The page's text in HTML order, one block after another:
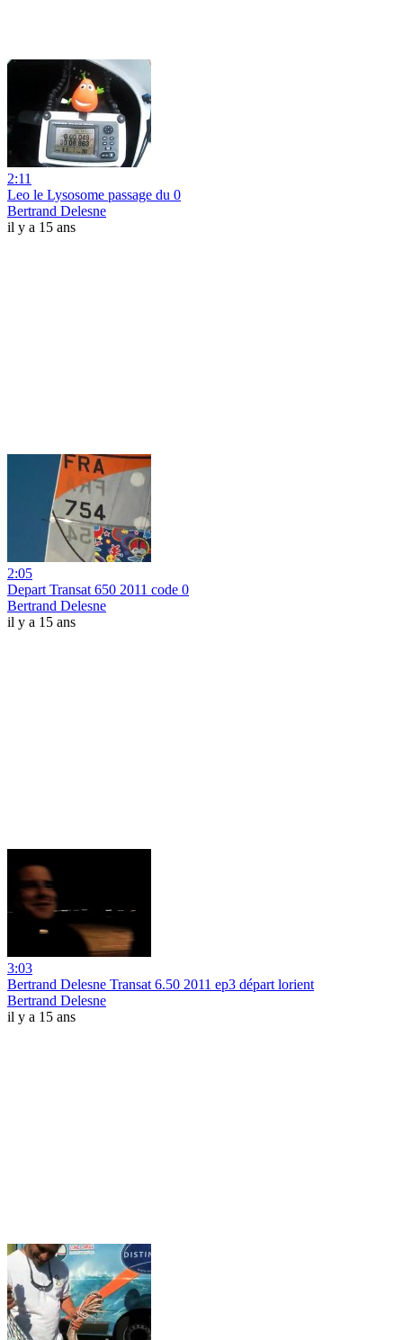
2:11
Leo le Lysosome passage du 0
Bertrand Delesne
il y a 15 ans
2:05
Depart Transat 650 2011 code 0
Bertrand Delesne
il y a 15 ans
3:03
Bertrand Delesne Transat 6.50 2011 ep3 départ lorient
Bertrand Delesne
il y a 15 ans